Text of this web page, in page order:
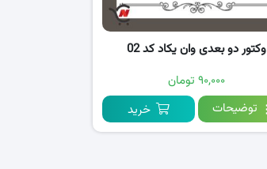
وکتور دو بعدی وان یکاد کد 02
۹۰,۰۰۰ تومان
توضیحات
خرید